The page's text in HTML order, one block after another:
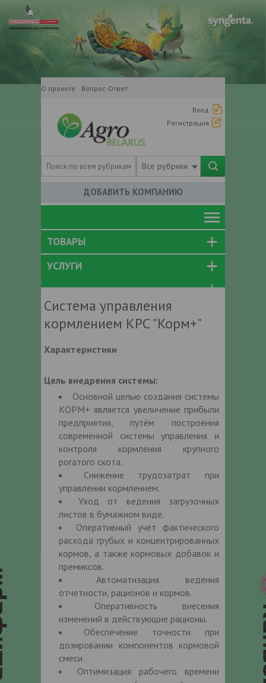
О проекте Вопрос-Ответ
Вход
Регистрация
Все рубрики
ДОБАВИТЬ КОМПАНИЮ
ТОВАРЫ
УСЛУГИ
Система управления
кормлением КРС "Корм+"
Характеристики
Цель внедрения системы:
Основной целью создания системы
КОРМ+ является увеличение прибыли
предприятия, путём построения
современной системы управления и
контроля кормления крупного
рогатого скота.
Снижение трудозатрат при
управлении кормлением.
Уход от ведения загрузочных
листов в бумажном виде.
Оперативный учёт фактического
расхода грубых и концентрированных
кормов, а также кормовых добавок и
премиксов.
Автоматизация ведения
отчетности, рационов и кормов.
Оперативность внесения
изменений в действующие рационы.
Обеспечение точности при
дозировании компонентов кормовой
смеси.
Оптимизация рабочего времени